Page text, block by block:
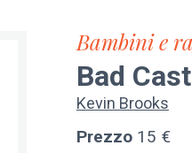
Bambini e
Bad
Kevin Brooks
Prezzo 15 €